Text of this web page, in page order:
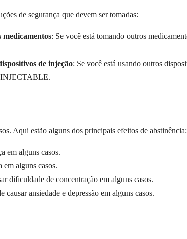
de segurança que devem ser tomadas:
: Se você está tomando outros
de injeção: Se você está usando outros
INJECTABLE.
Aqui estão alguns dos principais efeitos de abstinência:
em alguns casos.
alguns casos.
de concentração em alguns casos.
ansiedade e depressão em alguns casos.